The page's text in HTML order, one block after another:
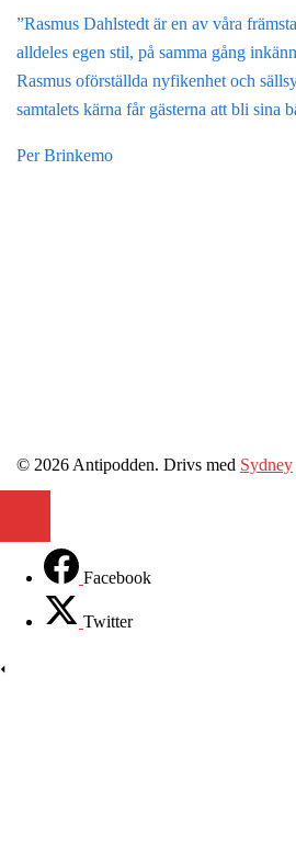
”Rasmus Dahlstedt är en av våra
alldeles egen stil, på samma gång
Rasmus oförställda nyfikenhet och
samtalets kärna får gästerna att bli sina
Per Brinkemo
© 2026 Antipodden. Drivs med Sydney
Facebook
Twitter